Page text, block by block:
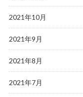
2021年10月
2021年9月
2021年8月
2021年7月